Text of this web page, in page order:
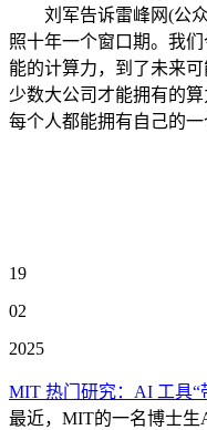
刘军告诉雷峰网(公众
照十年一个窗口期。我
能的计算力，到了未来
少数大公司才能拥有的
每个人都能拥有自己的一
19
02
2025
MIT 热门研究：AI 工具“
最近，MIT的一名博士生